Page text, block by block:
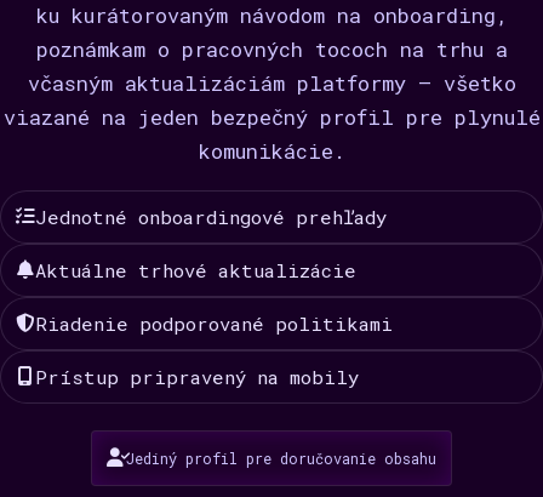
ku kurátorovaným návodom na onboarding,
poznámkam o pracovných tococh na trhu a
včasným aktualizáciám platformy — všetko
viazané na jeden bezpečný profil pre plynulé
komunikácie.
Jednotné onboardingové prehľady
Aktuálne trhové aktualizácie
Riadenie podporované politikami
Prístup pripravený na mobily
Jediný profil pre doručovanie obsahu